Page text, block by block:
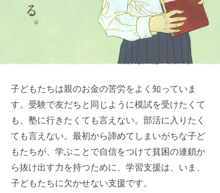
子どもたちは親のお金の苦労をよく知っていま
す。受験で友だちと同じように模試を受けたくて
も、塾に行きたくても言えない。部活に入りたく
ても言えない。最初から諦めてしまいがちな子ど
もたちが、学ぶことで自信をつけて貧困の連鎖か
ら抜け出す力を持つために、学習支援は、いま、
子どもたちに欠かせない支援です。